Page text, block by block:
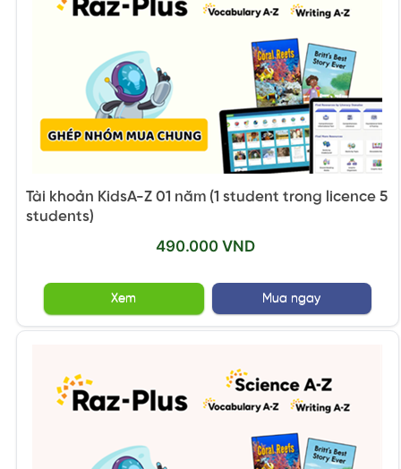
Tài khoản KidsA-Z 01 năm (1 student trong licence 5
students)
490.000 VND
Xem Mua ngay